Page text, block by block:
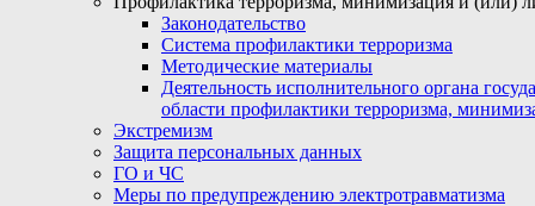
Законодательство
Система профилактики терроризма
Методические материалы
Деятельность исполнительного органа
области профилактики терроризма,
Экстремизм
Защита персональных данных
ГО и ЧС
Меры по предупреждению электротравматизма